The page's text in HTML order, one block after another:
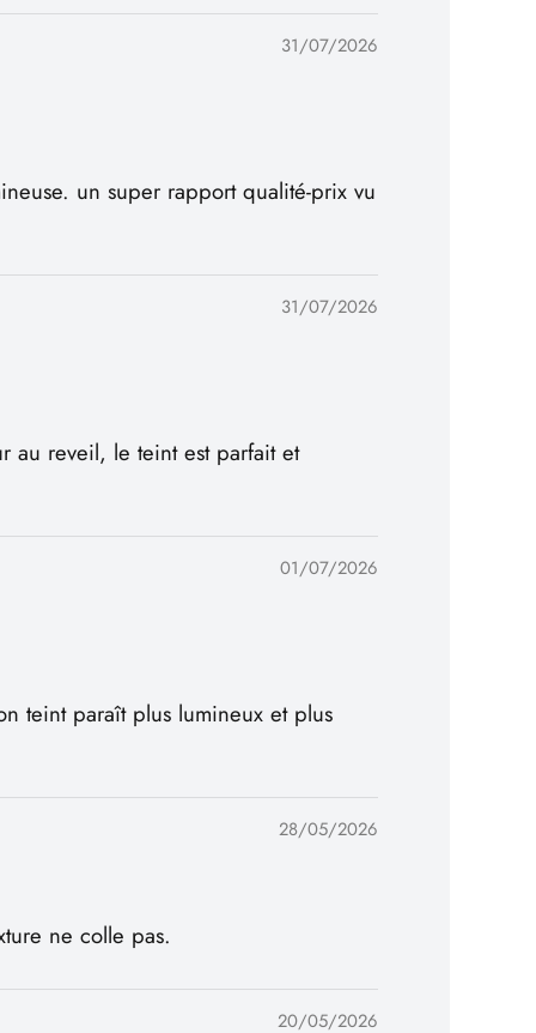
31/07/2026
un super rapport qualité-prix vu
31/07/2026
au reveil, le teint est parfait et
01/07/2026
teint paraît plus lumineux et plus
28/05/2026
ne colle pas.
20/05/2026